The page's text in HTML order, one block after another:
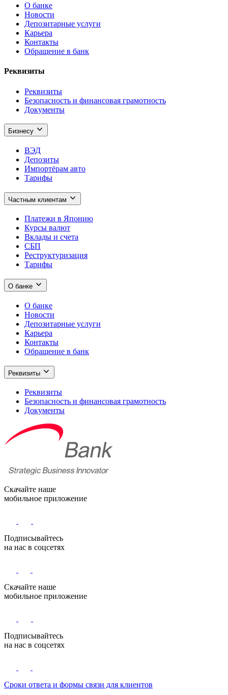
О банке
Новости
Депозитарные услуги
Карьера
Контакты
Обращение в банк
Реквизиты
Реквизиты
Безопасность и финансовая грамотность
Документы
Бизнесу
ВЭД
Депозиты
Импортёрам авто
Тарифы
Частным клиентам
Платежи в Японию
Курсы валют
Вклады и счета
СБП
Реструктуризация
Тарифы
О банке
О банке
Новости
Депозитарные услуги
Карьера
Контакты
Обращение в банк
Реквизиты
Реквизиты
Безопасность и финансовая грамотность
Документы
Скачайте наше
мобильное приложение
Подписывайтесь
на нас в соцсетях
Скачайте наше
мобильное приложение
Подписывайтесь
на нас в соцсетях
Сроки ответа и формы связи для клиентов